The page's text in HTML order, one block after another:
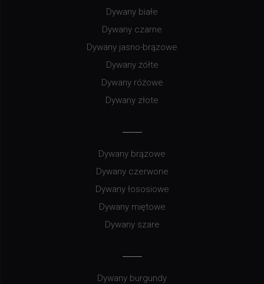
Dywany białe
Dywany czarne
Dywany jasno-brązowe
Dywany żółte
Dywany różowe
Dywany złote
Dywany brązowe
Dywany czerwone
Dywany łososiowe
Dywany miętowe
Dywany szare
Dywany burgundy